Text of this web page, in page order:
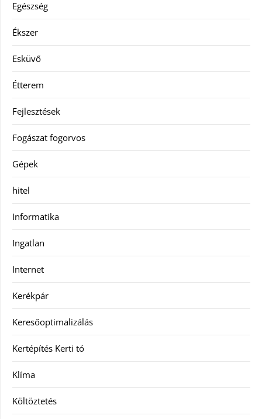
Egészség
Ékszer
Esküvő
Étterem
Fejlesztések
Fogászat fogorvos
Gépek
hitel
Informatika
Ingatlan
Internet
Kerékpár
Keresőoptimalizálás
Kertépítés Kerti tó
Klíma
Költöztetés